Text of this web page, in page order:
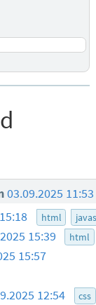
03.09.2025 11:53
html
15:39 html
15:57
12:54 css